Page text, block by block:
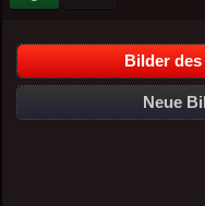
Bilder des
Neue